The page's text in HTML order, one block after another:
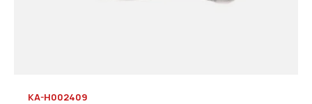
KA-H002409